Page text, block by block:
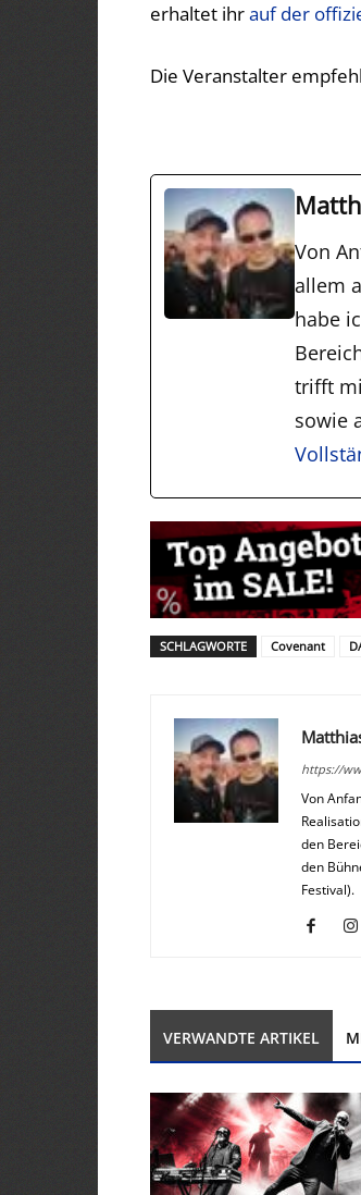
erhaltet ihrauf der
Die Veranstalter
Von
allem
habe
trifft
sowie
SCHLAGWORTE Covenant
https://
Von
den
den
Festival).
VERWANDTE ARTIKEL